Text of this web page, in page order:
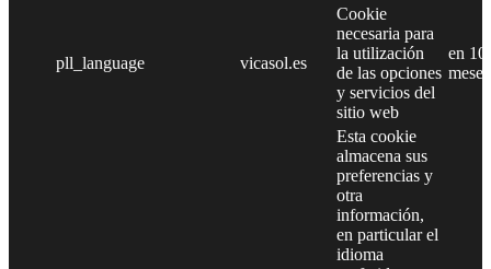
pll_language vicasol.es
Cookie
necesaria para
la utilización
de las opciones
y servicios del
sitio web
en 10
meses
Esta cookie
almacena sus
preferencias y
otra
información,
en particular el
idioma